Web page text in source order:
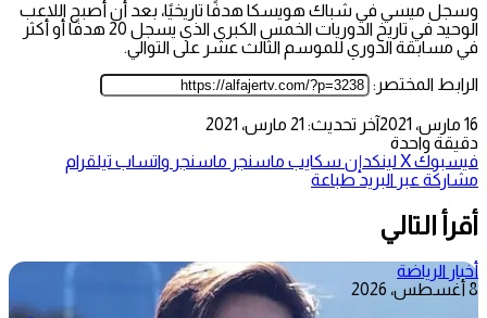
وسجل ميسي في شباك هويسكا هدفًا تاريخيًا، بعد أن أصبح اللاعب
الوحيد في تاريخ الدوريات الخمس الكبرى الذي يسجل 20 هدفًا أو أكثر
في مسابقة الدوري للموسم الثالث عشر على التوالي.
الرابط المختصر:
16 مارس، 2021
آخر تحديث: 21 مارس، 2021
دقيقة واحدة
فيسبوك‫Xلينكدإن سكايب ماسنجر ماسنجر واتساب تيلقرام
مشاركة عبر البريد طباعة
أقرأ التالي
أخبار الرياضة
8 أغسطس، 2026